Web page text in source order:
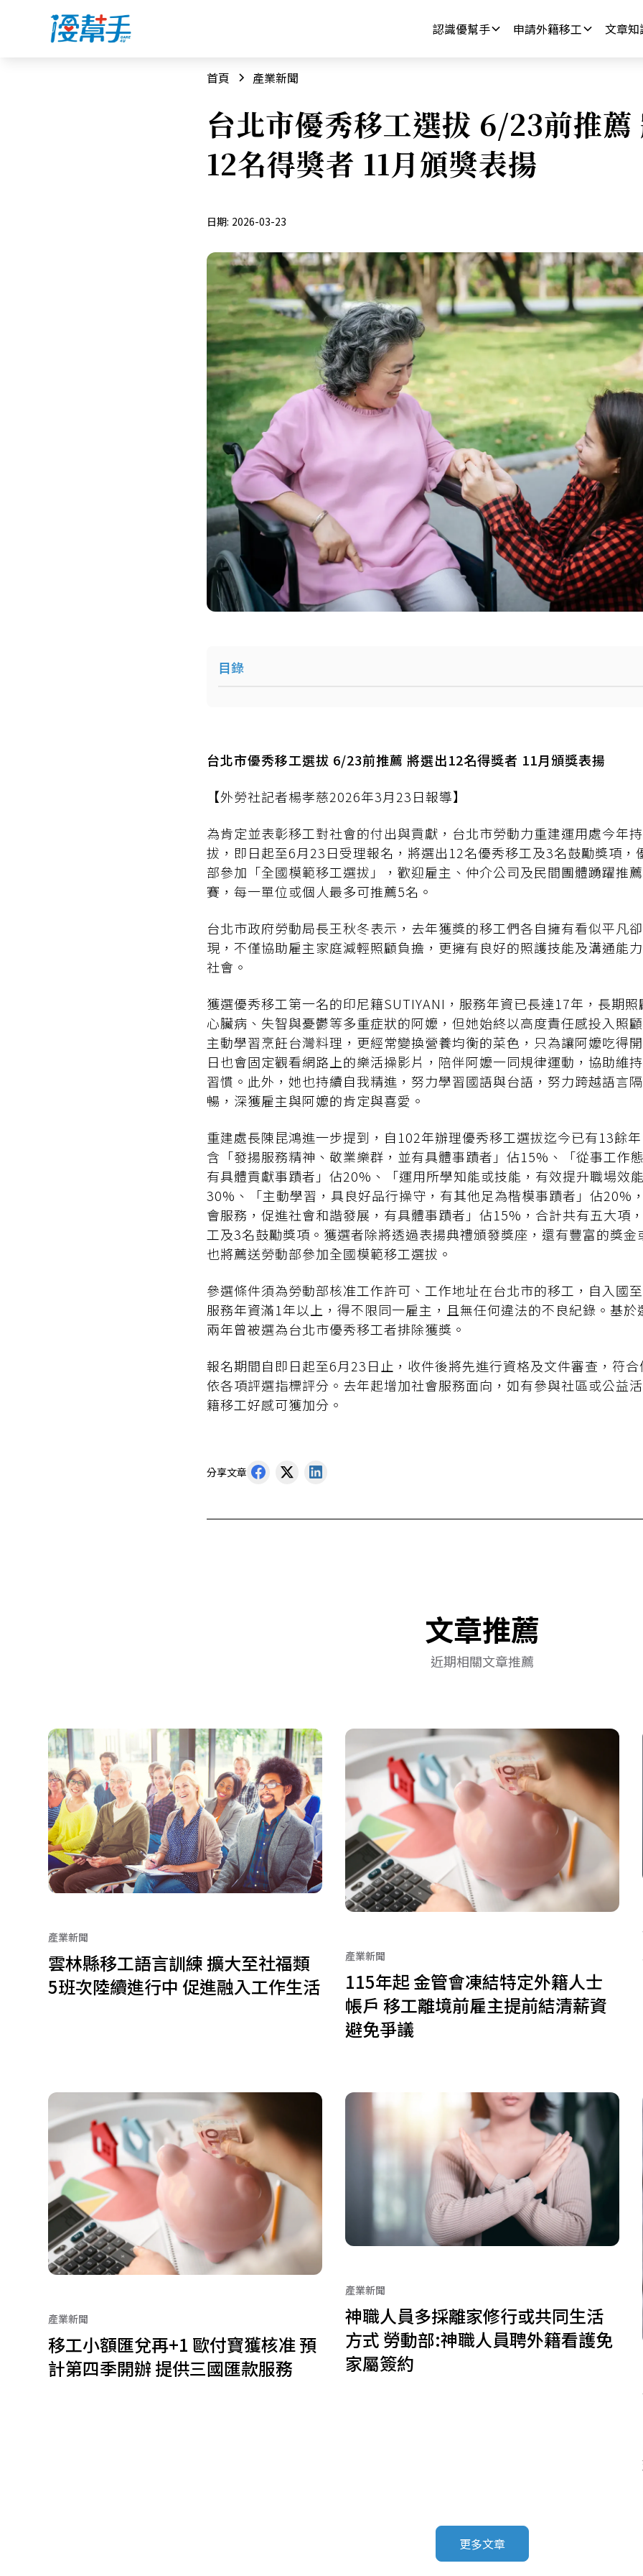
認識優幫手 申請外籍移工 文章知
首頁 產業新聞
台北市優秀移工選拔 6/23前推薦
12名得獎者 11月頒獎表揚
日期: 2026-03-23
目錄
台北市優秀移工選拔 6/23前推薦 將選出12名得獎者 11月頒獎表揚
【外勞社記者楊孝慈2026年3月23日報導】
為肯定並表彰移工對社會的付出與貢獻，台北市勞動力重建運用處今年
拔，即日起至6月23日受理報名，將選出12名優秀移工及3名鼓勵獎項，
部參加「全國模範移工選拔」，歡迎雇主、仲介公司及民間團體踴躍推
賽，每一單位或個人最多可推薦5名。
台北市政府勞動局長王秋冬表示，去年獲獎的移工們各自擁有看似平凡
現，不僅協助雇主家庭減輕照顧負擔，更擁有良好的照護技能及溝通能
社會。
獲選優秀移工第一名的印尼籍SUTIYANI，服務年資已長達17年，長期
心臟病、失智與憂鬱等多重症狀的阿嬤，但她始終以高度責任感投入照
主動學習烹飪台灣料理，更經常變換營養均衡的菜色，只為讓阿嬤吃得
日也會固定觀看網路上的樂活操影片，陪伴阿嬤一同規律運動，協助維
習慣。此外，她也持續自我精進，努力學習國語與台語，努力跨越語言
暢，深獲雇主與阿嬤的肯定與喜愛。
重建處長陳昆鴻進一步提到，自102年辦理優秀移工選拔迄今已有13餘
含「發揚服務精神、敬業樂群，並有具體事蹟者」佔15%、「從事工作
有具體貢獻事蹟者」佔20%、「運用所學知能或技能，有效提升職場效
30%、「主動學習，具良好品行操守，有其他足為楷模事蹟者」佔20%
會服務，促進社會和諧發展，有具體事蹟者」佔15%，合計共有五大項
工及3名鼓勵獎項。獲選者除將透過表揚典禮頒發獎座，還有豐富的獎
也將薦送勞動部參加全國模範移工選拔。
參選條件須為勞動部核准工作許可、工作地址在台北市的移工，自入國
服務年資滿1年以上，得不限同一雇主，且無任何違法的不良紀錄。基
兩年曾被選為台北市優秀移工者排除獲獎。
報名期間自即日起至6月23日止，收件後將先進行資格及文件審查，符
依各項評選指標評分。去年起增加社會服務面向，如有參與社區或公益
籍移工好感可獲加分。
分享文章
文章推薦
近期相關文章推薦
產業新聞
雲林縣移工語言訓練 擴大至社福類
5班次陸續進行中 促進融入工作生活
產業新聞
115年起 金管會凍結特定外籍人士
帳戶 移工離境前雇主提前結清薪資
避免爭議
產業新聞
移工小額匯兌再+1 歐付寶獲核准 預
計第四季開辦 提供三國匯款服務
產業新聞
神職人員多採離家修行或共同生活
方式 勞動部:神職人員聘外籍看護免
家屬簽約
更多文章